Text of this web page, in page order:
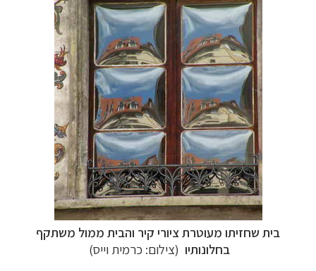
בית שחזיתו מעוטרת ציורי קיר והבית ממול משתקף
בחלונותיו (צילום: כרמית וייס)